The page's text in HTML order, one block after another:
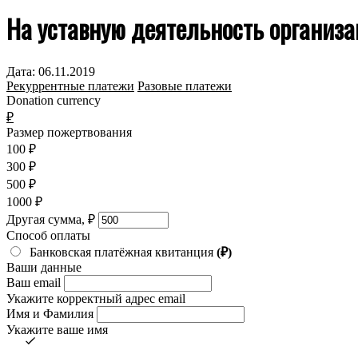
На уставную деятельность
Дата: 06.11.2019
Рекуррентные платежи Разовые платежи
Donation currency
₽
Размер пожертвования
100 ₽
300 ₽
500 ₽
1000 ₽
Другая сумма, ₽
Способ оплаты
Банковская платёжная квитанция (₽)
Ваши данные
Ваш email
Укажите корректный адрес email
Имя и Фамилия
Укажите ваше имя